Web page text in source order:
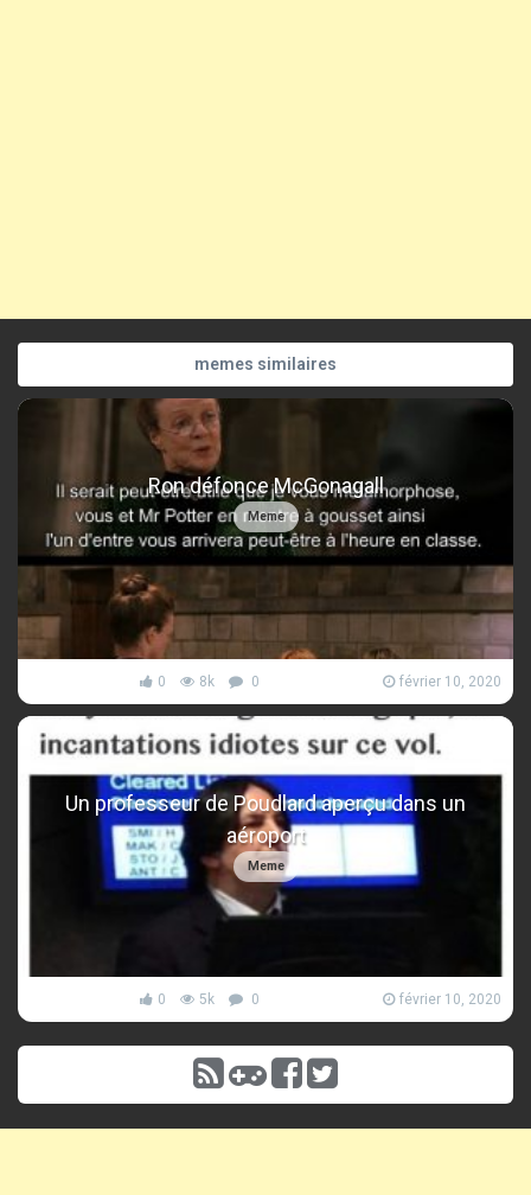
memes similaires
Ron défonce McGonagall
Meme
0 8k 0 février 10, 2020
Un professeur de Poudlard aperçu dans un
aéroport
Meme
0 5k 0 février 10, 2020